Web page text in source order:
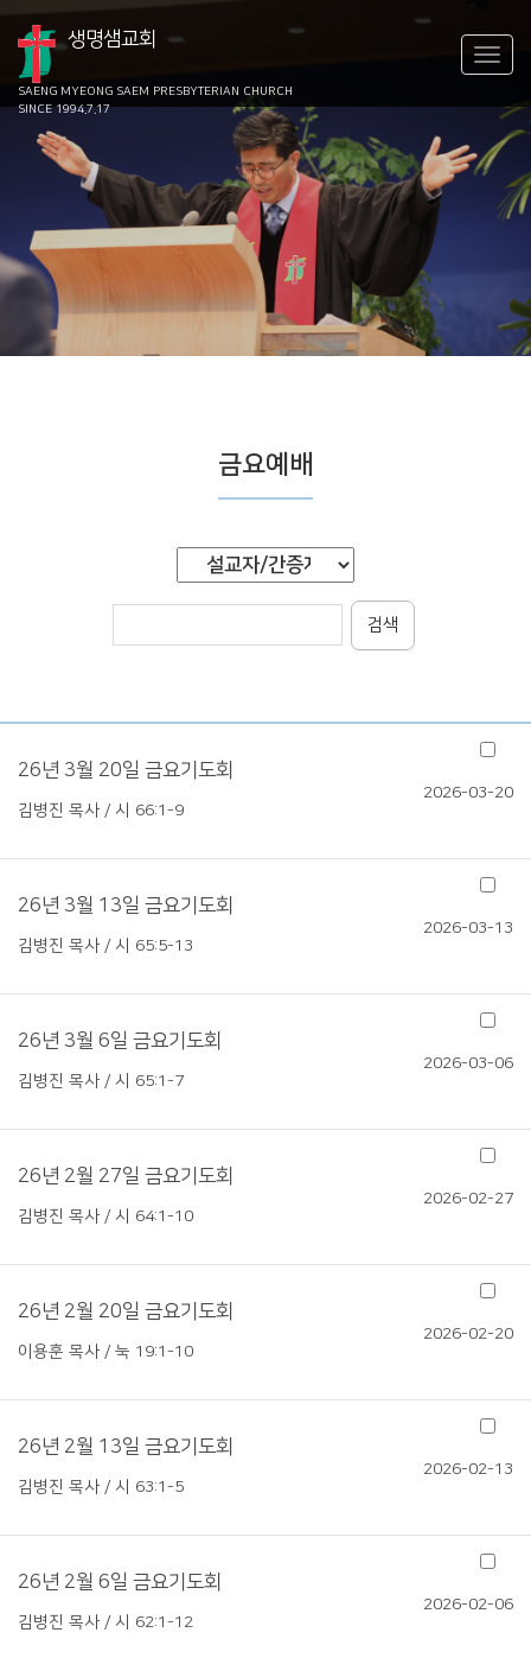
생명샘교회
SAENG MYEONG SAEM PRESBYTERIAN CHURCH
SINCE 1994.7.17
금요예배
검색
26년 3월 20일 금요기도회
김병진 목사 / 시 66:1-9
2026-03-20
26년 3월 13일 금요기도회
김병진 목사 / 시 65:5-13
2026-03-13
26년 3월 6일 금요기도회
김병진 목사 / 시 65:1-7
2026-03-06
26년 2월 27일 금요기도회
김병진 목사 / 시 64:1-10
2026-02-27
26년 2월 20일 금요기도회
이용훈 목사 / 눅 19:1-10
2026-02-20
26년 2월 13일 금요기도회
김병진 목사 / 시 63:1-5
2026-02-13
26년 2월 6일 금요기도회
김병진 목사 / 시 62:1-12
2026-02-06